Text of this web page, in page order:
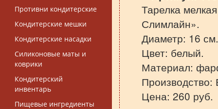
Противни кондитерские
Кондитерские мешки
Кондитерские насадки
Силиконовые маты и
коврики
Кондитерский
инвентарь
Пищевые ингредиенты
Тарелка
Слимлайн».
Диаметр: 16 см.
Цвет: белый.
Материал:
Производство:
Цена: 260 руб.